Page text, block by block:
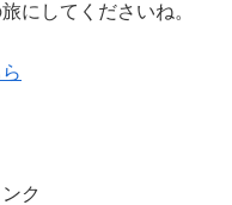
にしてくださいね。
ク